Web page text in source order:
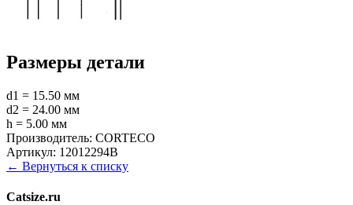
Размеры детали
d1 = 15.50 мм
d2 = 24.00 мм
h = 5.00 мм
Производитель: CORTECO
Артикул: 12012294B
← Вернуться к списку
Catsize.ru